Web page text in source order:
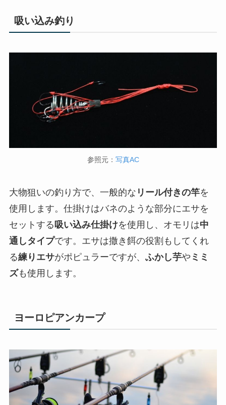
吸い込み釣り
参照元： 写真AC
大物狙いの釣り方で、一般的な リール付きの竿を
使用します。仕掛けはバネのような部分にエサを
セットする 吸い込み仕掛けを使用し、オモリは中
通しタイプです。エサは撒き餌の役割もしてくれ
る練りエサがポピュラーですが、 ふかし芋や ミミ
ズも使用します。
ヨーロピアンカープ